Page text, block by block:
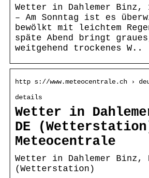
Wetter in Dahlemer Binz,
– Am Sonntag ist es
bewölkt mit leichtem
späte Abend bringt
weitgehend trockenes W..
http s://www.meteocentrale.ch ›
details
Wetter in
DE
Meteocentrale
Wetter in Dahlemer Binz,
(Wetterstation)